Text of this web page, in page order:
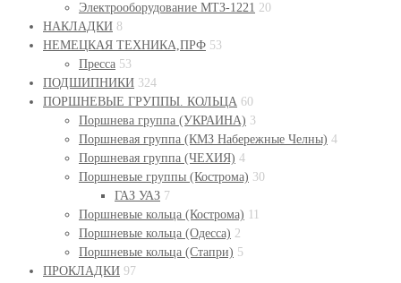
Электрооборудование МТЗ-1221 20
НАКЛАДКИ 8
НЕМЕЦКАЯ ТЕХНИКА,ПРФ 53
Пресса 53
ПОДШИПНИКИ 324
ПОРШНЕВЫЕ ГРУППЫ. КОЛЬЦА 60
Поршнева группа (УКРАИНА) 3
Поршневая группа (КМЗ Набережные Челны) 4
Поршневая группа (ЧЕХИЯ) 4
Поршневые группы (Кострома) 30
ГАЗ УАЗ 7
Поршневые кольца (Кострома) 11
Поршневые кольца (Одесса) 2
Поршневые кольца (Стапри) 5
ПРОКЛАДКИ 97